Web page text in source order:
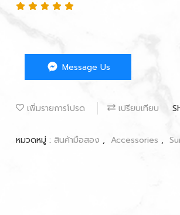
Message Us
เพิ่มรายการโปรด เปรียบเทียบ
หมวดหมู่ : สินค้ามือสอง , Accessories ,